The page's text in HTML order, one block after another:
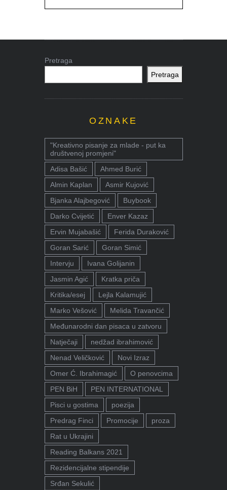
Pretraga
Pretraga
OZNAKE
"Kreativno pisanje za mlade - put ka
društvenoj promjeni"
Adisa Bašić
Ahmed Burić
Almin Kaplan
Asmir Kujović
Bjanka Alajbegović
Buybook
Darko Cvijetić
Enver Kazaz
Ervin Mujabašić
Ferida Duraković
Goran Sarić
Goran Simić
Intervju
Ivana Golijanin
Jasmin Agić
Kratka priča
Kritika/esej
Lejla Kalamujić
Marko Vešović
Melida Travančić
Međunarodni dan pisaca u zatvoru
Natječaji
nedžad ibrahimović
Nenad Veličković
Novi Izraz
Omer Ć. Ibrahimagić
O penovcima
PEN BiH
PEN INTERNATIONAL
Pisci u gostima
poezija
Predrag Finci
Promocije
proza
Rat u Ukrajini
Reading Balkans 2021
Rezidencijalne stipendije
Srđan Sekulić